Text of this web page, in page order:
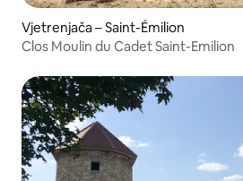
Vjetrenjača – Saint-Émilion
Clos Moulin du Cadet Saint-Emilion